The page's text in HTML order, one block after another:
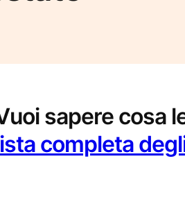
sapere cosa
completa